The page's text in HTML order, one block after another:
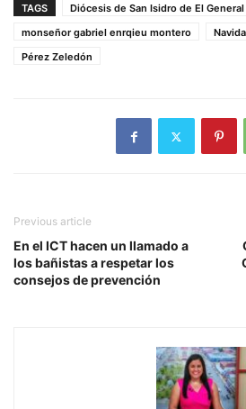
TAGS
Diócesis de San Isidro de El General
monseñor gabriel enrqieu montero
Pérez Zeledón
Previous article
En el ICT hacen un llamado a
los bañistas a respetar los
consejos de prevención